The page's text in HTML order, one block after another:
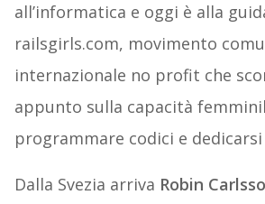
all’informatica e oggi è alla
railsgirls.com, movimento
internazionale no profit che
appunto sulla capacità
programmare codici e
Dalla Svezia arriva Robin